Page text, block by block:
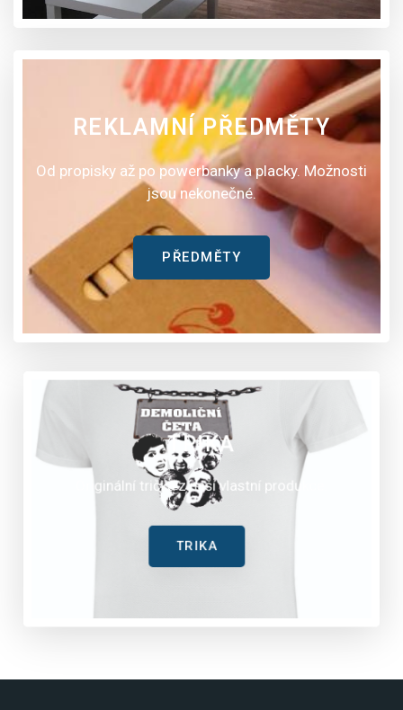
REKLAMNÍ PŘEDMĚTY
Od propisky až po powerbanky a placky. Možnosti
jsou nekonečné.
PŘEDMĚTY
TRIKA
Originální trička z naší vlastní produkce.
TRIKA